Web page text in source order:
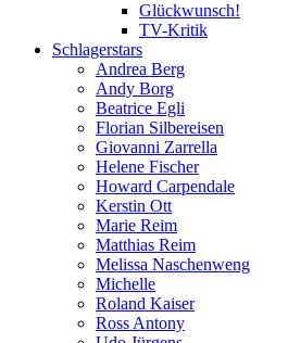
Glückwunsch!
TV-Kritik
Schlagerstars
Andrea Berg
Andy Borg
Beatrice Egli
Florian Silbereisen
Giovanni Zarrella
Helene Fischer
Howard Carpendale
Kerstin Ott
Marie Reim
Matthias Reim
Melissa Naschenweng
Michelle
Roland Kaiser
Ross Antony